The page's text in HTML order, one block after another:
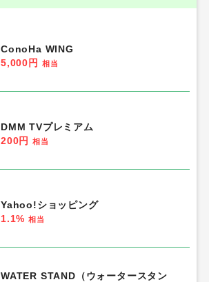
ConoHa WING
5,000円
相当
DMM TVプレミアム
200円
相当
Yahoo!ショッピング
1.1% 相当
WATER STAND（ウォータースタン